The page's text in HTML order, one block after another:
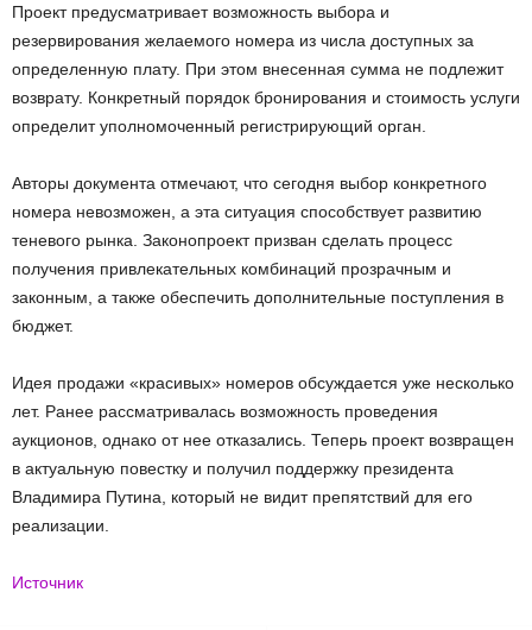
Проект предусматривает возможность выбора и
резервирования желаемого номера из числа доступных за
определенную плату. При этом внесенная сумма не подлежит
возврату. Конкретный порядок бронирования и стоимость услуги
определит уполномоченный регистрирующий орган.
Авторы документа отмечают, что сегодня выбор конкретного
номера невозможен, а эта ситуация способствует развитию
теневого рынка. Законопроект призван сделать процесс
получения привлекательных комбинаций прозрачным и
законным, а также обеспечить дополнительные поступления в
бюджет.
Идея продажи «красивых» номеров обсуждается уже несколько
лет. Ранее рассматривалась возможность проведения
аукционов, однако от нее отказались. Теперь проект возвращен
в актуальную повестку и получил поддержку президента
Владимира Путина, который не видит препятствий для его
реализации.
Источник